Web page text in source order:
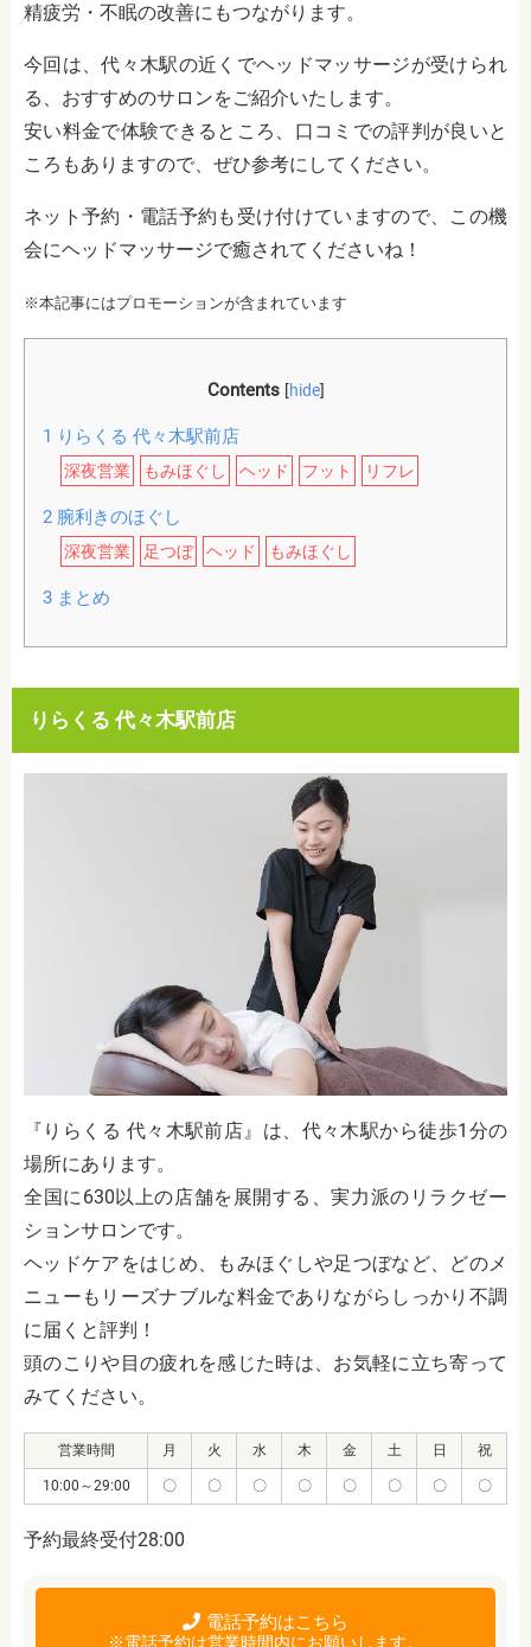
精疲労・不眠の改善にもつながります。
今回は、代々木駅の近くでヘッドマッサージが受けられ
る、おすすめのサロンをご紹介いたします。
安い料金で体験できるところ、口コミでの評判が良いと
ころもありますので、ぜひ参考にしてください。
ネット予約・電話予約も受け付けていますので、この機
会にヘッドマッサージで癒されてくださいね！
※本記事にはプロモーションが含まれています
Contents [hide]
1 りらくる 代々木駅前店
深夜営業 もみほぐし ヘッド フット リフレ
2腕利きのほぐし
深夜営業 足つぼ ヘッド もみほぐし
3まとめ
りらくる 代々木駅前店
『りらくる 代々木駅前店』は、代々木駅から徒歩1分の
場所にあります。
全国に630以上の店舗を展開する、実力派のリラクゼー
ションサロンです。
ヘッドケアをはじめ、もみほぐしや足つぼなど、どのメ
ニューもリーズナブルな料金でありながらしっかり不調
に届くと評判！
頭のこりや目の疲れを感じた時は、お気軽に立ち寄って
みてください。
営業時間 月 火 水 木 金 土 日 祝
10:00～29:00 〇 〇 〇 〇 〇 〇 〇 〇
予約最終受付28:00
電話予約はこちら
※電話予約は営業時間内にお願いします。